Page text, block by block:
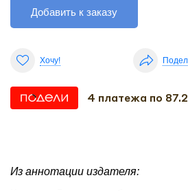
Добавить к заказу
Хочу!
4 платежа по
Из аннотации издателя: